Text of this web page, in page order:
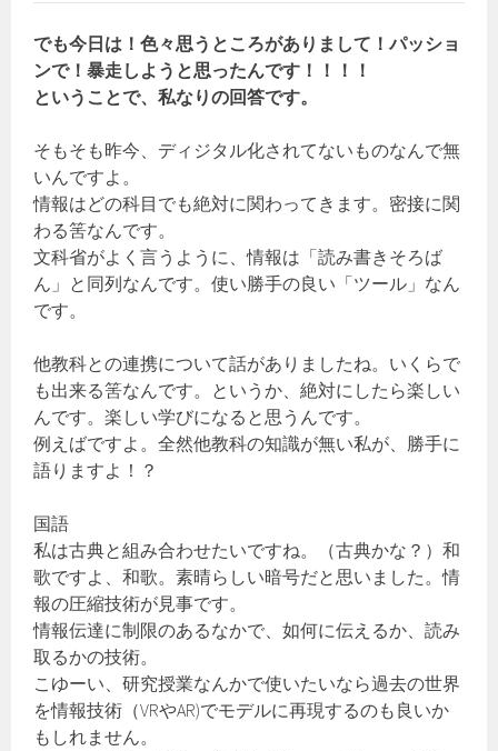
でも今日は！色々思うところがありまして！パッショ
ンで！暴走しようと思ったんです！！！！
ということで、私なりの回答です。
そもそも昨今、ディジタル化されてないものなんで無
いんですよ。
情報はどの科目でも絶対に関わってきます。密接に関
わる筈なんです。
文科省がよく言うように、情報は「読み書きそろば
ん」と同列なんです。使い勝手の良い「ツール」なん
です。
他教科との連携について話がありましたね。いくらで
も出来る筈なんです。というか、絶対にしたら楽しい
んです。楽しい学びになると思うんです。
例えばですよ。全然他教科の知識が無い私が、勝手に
語りますよ！？
国語
私は古典と組み合わせたいですね。（古典かな？）和
歌ですよ、和歌。素晴らしい暗号だと思いました。情
報の圧縮技術が見事です。
情報伝達に制限のあるなかで、如何に伝えるか、読み
取るかの技術。
こゆーい、研究授業なんかで使いたいなら過去の世界
を情報技術（VRやAR)でモデルに再現するのも良いか
もしれません。